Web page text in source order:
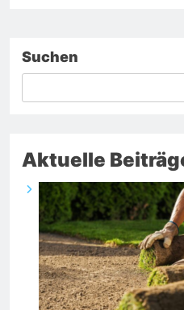
Suchen
Aktuelle